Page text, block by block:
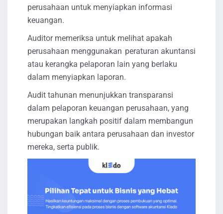
perusahaan untuk menyiapkan informasi
keuangan.
Auditor memeriksa untuk melihat apakah
perusahaan menggunakan peraturan akuntansi
atau kerangka pelaporan lain yang berlaku
dalam menyiapkan laporan.
Audit tahunan menunjukkan transparansi
dalam pelaporan keuangan perusahaan, yang
merupakan langkah positif dalam membangun
hubungan baik antara perusahaan dan investor
mereka, serta publik.